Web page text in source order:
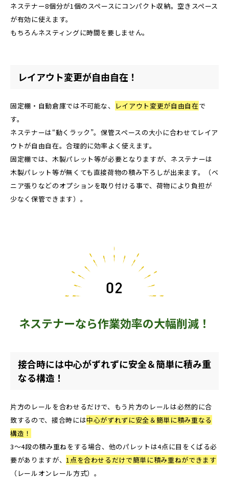
ネステナー8個分が1個のスペースにコンパクト収納。空きスペース
が有効に使えます。
もちろんネスティングに時間を要しません。
レイアウト変更が自由自在！
固定棚・自動倉庫では不可能な、 レイアウト変更が自由自在で
す。
ネステナーは“動くラック”。保管スペースの大小に合わせてレイア
ウトが自由自在。合理的に効率よく使えます。
固定棚では、木製パレット等が必要となりますが、ネステナーは
木製パレット等が無くても直接荷物の積み下ろしが出来ます。（ベ
ニア張りなどのオプションを取り付ける事で、荷物により負担が
少なく保管できます）。
ネステナーなら作業効率の大幅削減！
接合時には中心がずれずに安全＆簡単に積み重
なる構造！
片方のレールを合わせるだけで、もう片方のレールは必然的に合
致するので、接合時には中心がずれずに安全＆簡単に積み重なる
構造！
3～4段の積み重ねをする場合、他のパレットは4点に目をくばる必
要がありますが、1点を合わせるだけで簡単に積み重ねができます
（レールオンレール方式）。